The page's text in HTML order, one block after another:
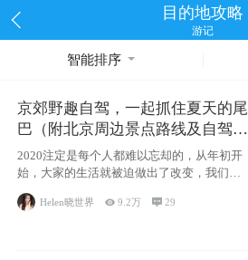
目的地攻略
游记
智能排序
京郊野趣自驾，一起抓住夏天的尾
巴（附北京周边景点路线及自驾攻
略）
2020注定是每个人都难以忘却的，从年初开
始，大家的生活就被迫做出了改变，我们也
不例外。本来双双辞职是为
Helen晓世界 9.2万 29